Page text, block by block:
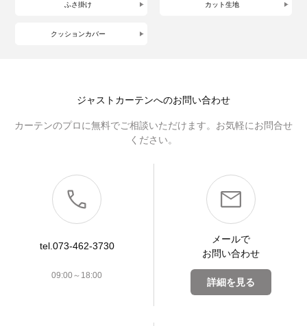
ふさ掛け カット生地
クッションカバー
ジャストカーテンへのお問い合わせ
カーテンのプロに無料でご相談いただけます。お気軽にお問合せ
ください。
tel.073-462-3730
09:00～18:00
メールで
お問い合わせ
詳細を見る